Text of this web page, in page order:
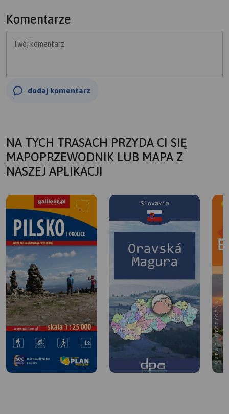
Komentarze
Twój komentarz
dodaj komentarz
NA TYCH TRASACH PRZYDA CI SIĘ
MAPOPRZEWODNIK LUB MAPA Z
NASZEJ APLIKACJI